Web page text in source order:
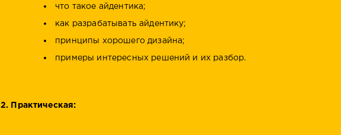
что такое айдентика;
как разрабатывать айдентику;
принципы хорошего дизайна;
примеры интересных решений и их разбор.
2. Практическая: